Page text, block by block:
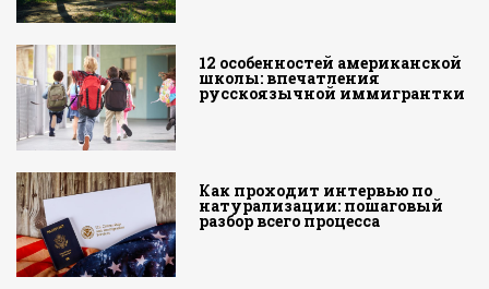
12 особенностей американской
школы: впечатления
русскоязычной иммигрантки
Как проходит интервью по
натурализации: пошаговый
разбор всего процесса